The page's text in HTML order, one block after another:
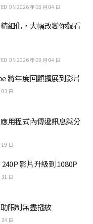
ON 2026 年 08 月 04 日
細化，大幅改變你觀看
ON 2026 年 08 月 04 日
將年度回顧擴展到影片
日
用程式內傳遞訊息與分
19 日
影片升級到 1080P
日
限制無盡播放
24 日